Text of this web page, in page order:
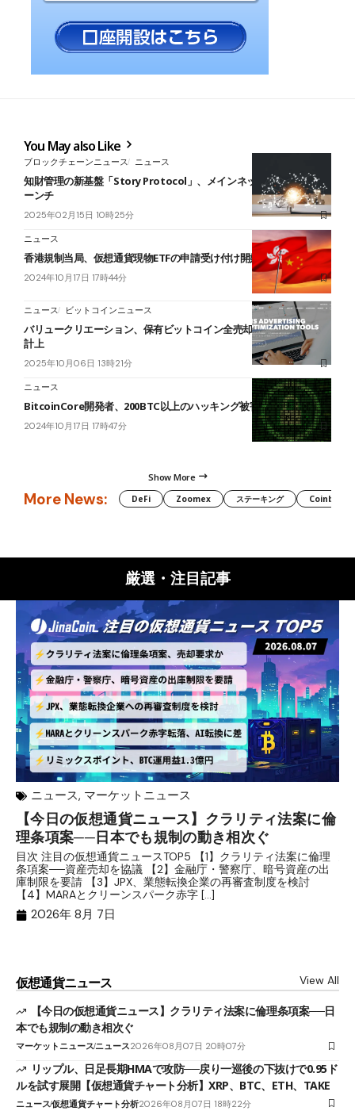
You May also Like
ブロックチェーンニュース ニュース
知財管理の新基盤「Story Protocol」、メインネット「Homer」ロ
ーンチ
2025年02月15日 10時25分
ニュース
香港規制当局、仮想通貨現物ETFの申請受け付け開始濃厚か
2024年10月17日 17時44分
ニュース ビットコインニュース
バリュークリエーション、保有ビットコイン全売却500万円の売却益
計上
2025年10月06日 13時21分
ニュース
BitcoinCore開発者、200BTC以上のハッキング被害
2024年10月17日 17時47分
Show More
More News: DeFi Zoomex ステーキング Coinbase
厳選・注目記事
ニュース, マーケットニュース
【今日の仮想通貨ニュース】クラリティ法案に倫
理条項案──日本でも規制の動き相次ぐ
目次 注目の仮想通貨ニュースTOP5 【1】クラリティ法案に倫理
条項案──資産売却を協議 【2】金融庁・警察庁、暗号資産の出
庫制限を要請 【3】JPX、業態転換企業の再審査制度を検討
【4】MARAとクリーンスパーク赤字 […]
2026年 8月 7日
仮想通貨ニュース View All
【今日の仮想通貨ニュース】クラリティ法案に倫理条項案──日
本でも規制の動き相次ぐ
マーケットニュースニュース2026年08月07日 20時07分
リップル、日足長期HMAで攻防──戻り一巡後の下抜けで0.95ド
ルを試す展開【仮想通貨チャート分析】XRP、BTC、ETH、TAKE
ニュース仮想通貨チャート分析2026年08月07日 18時22分